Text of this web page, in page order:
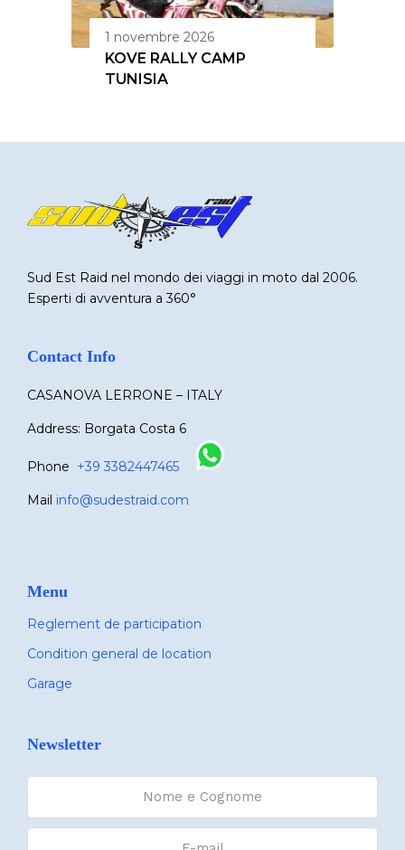
1 novembre 2026
KOVE RALLY CAMP
TUNISIA
Sud Est Raid nel mondo dei viaggi in moto dal 2006.
Esperti di avventura a 360°
Contact Info
CASANOVA LERRONE – ITALY
Address: Borgata Costa 6
Phone +39 3382447465
Mail info@sudestraid.com
Menu
Reglement de participation
Condition general de location
Garage
Newsletter